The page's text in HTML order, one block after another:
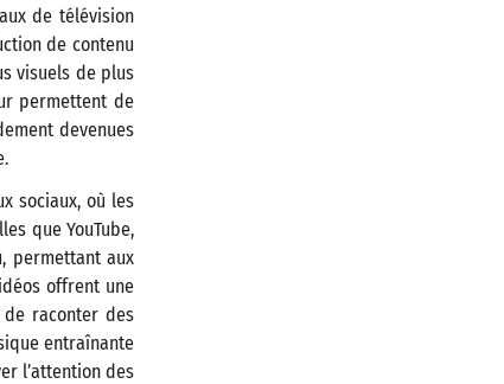
de télévision
de contenu
visuels de plus
permettent de
devenues
sociaux, où les
que YouTube,
permettant aux
offrent une
de raconter des
entraînante
l’attention des